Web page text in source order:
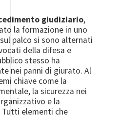
giudiziario,
la formazione in uno
palco si sono alternati
della difesa e
stesso ha
nei panni di giurato. Al
chiave come la
la sicurezza nei
e la
elementi che